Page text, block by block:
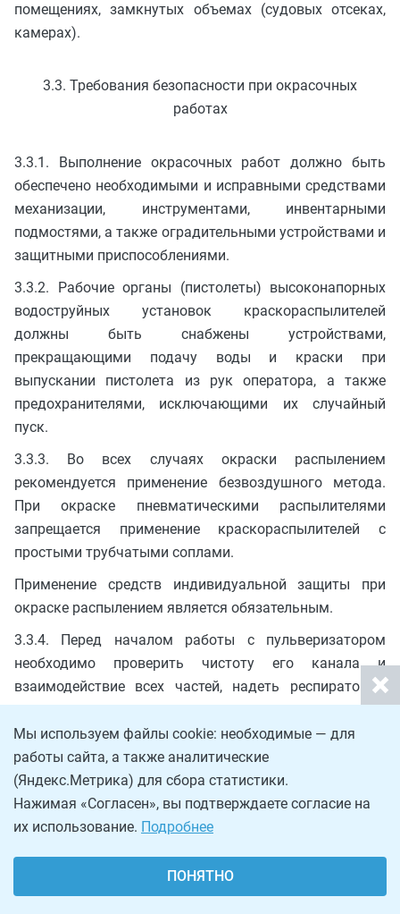
помещениях, замкнутых объемах (судовых отсеках,
камерах).
3.3. Требования безопасности при окрасочных
работах
3.3.1. Выполнение окрасочных работ должно быть
обеспечено необходимыми и исправными средствами
механизации, инструментами, инвентарными
подмостями, а также оградительными устройствами и
защитными приспособлениями.
3.3.2. Рабочие органы (пистолеты) высоконапорных
водоструйных установок краскораспылителей
должны быть снабжены устройствами,
прекращающими подачу воды и краски при
выпускании пистолета из рук оператора, а также
предохранителями, исключающими их случайный
пуск.
3.3.3. Во всех случаях окраски распылением
рекомендуется применение безвоздушного метода.
При окраске пневматическими распылителями
запрещается применение краскораспылителей с
простыми трубчатыми соплами.
Применение средств индивидуальной защиты при
окраске распылением является обязательным.
3.3.4. Перед началом работы с пульверизатором
необходимо проверить чистоту его канала и
взаимодействие всех частей, надеть респиратор и
резиновые перчатки.
3.3.5. Для устранения чрезмерного распыления краски
надо произвести регулировку подачи сжатого
воздуха; если регулировка не устраняет чрезмерного
распыления, работу надо прекратить и сообщить об
этом мастеру.
3.3.6. Нельзя работать пульверизатором при
Мы используем файлы cookie: необходимые — для
работы сайта, а также аналитические
(Яндекс.Метрика) для сбора статистики.
Нажимая «Согласен», вы подтверждаете согласие на
их использование. Подробнее
ПОНЯТНО